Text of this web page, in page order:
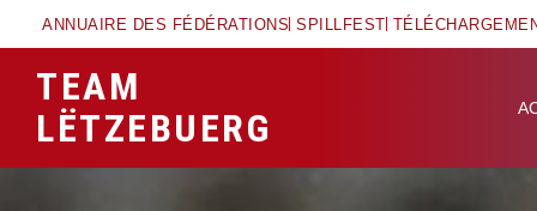
ANNUAIRE DES FÉDÉRATIONS SPILLFEST
TEAM
LËTZEBUERG